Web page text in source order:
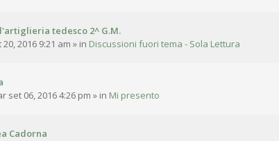
tedesco 2^ G.M.
2016 9:21 am » in Discussioni fuori tema - Sola Lettura
set 06, 2016 4:26 pm » in Mi presento
Cadorna